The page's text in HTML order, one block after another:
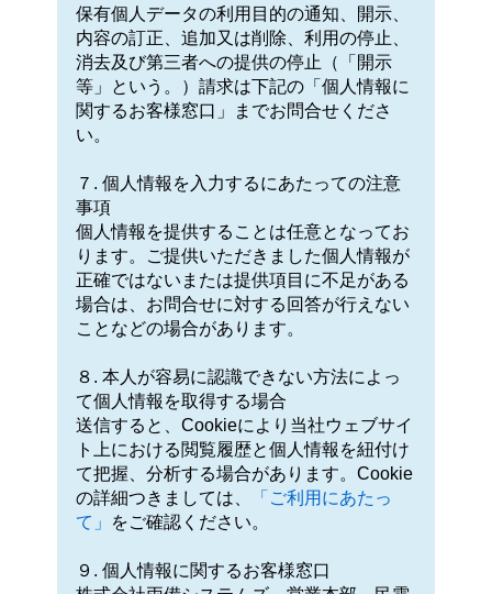
保有個人データの利用目的の通知、開示、
内容の訂正、追加又は削除、利用の停止、
消去及び第三者への提供の停止（「開示
等」という。）請求は下記の「個人情報に
関するお客様窓口」までお問合せくださ
い。
７. 個人情報を入力するにあたっての注意
事項
個人情報を提供することは任意となってお
ります。ご提供いただきました個人情報が
正確ではないまたは提供項目に不足がある
場合は、お問合せに対する回答が行えない
ことなどの場合があります。
８. 本人が容易に認識できない方法によっ
て個人情報を取得する場合
送信すると、Cookieにより当社ウェブサイ
ト上における閲覧履歴と個人情報を紐付け
て把握、分析する場合があります。Cookie
の詳細つきましては、
「ご利用にあたっ
て」
をご確認ください。
９. 個人情報に関するお客様窓口